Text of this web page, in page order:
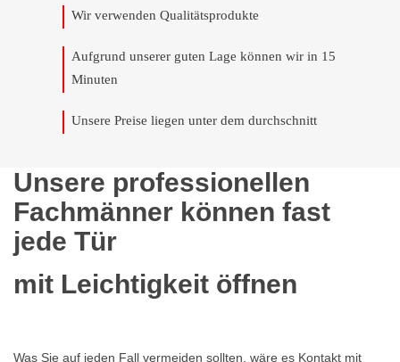
Wir verwenden Qualitätsprodukte
Aufgrund unserer guten Lage können wir in 15
Minuten
Unsere Preise liegen unter dem durchschnitt
Unsere professionellen
Fachmänner können fast
jede Tür
mit Leichtigkeit öffnen
Was Sie auf jeden Fall vermeiden sollten, wäre es Kontakt mit